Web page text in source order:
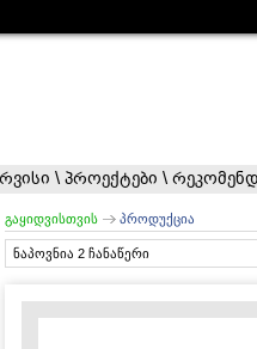
\ პროექტები \
გაყიდვისთვის პროდუქცია
ნაპოვნია 2 ჩანაწერი